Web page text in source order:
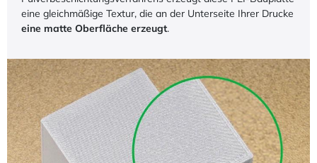
eine gleichmäßige Textur, die an der Unterseite Ihrer Drucke
eine matte Oberfläche erzeugt.